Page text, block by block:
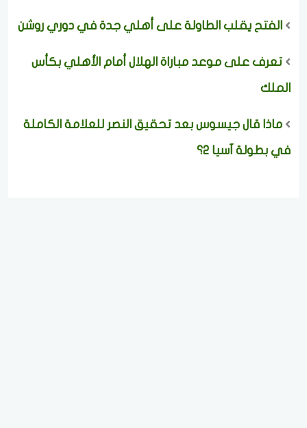
الفتح يقلب الطاولة على أهلي جدة في دوري روشن
تعرف على موعد مباراة الهلال أمام الأهلي بكأس
الملك
ماذا قال جيسوس بعد تحقيق النصر للعلامة الكاملة
في بطولة آسيا 2؟